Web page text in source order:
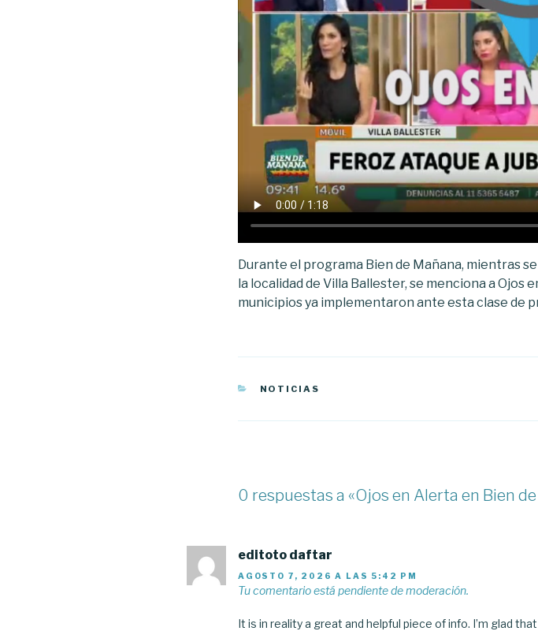
Durante el programa Bien de Mañana, mientras
la localidad de Villa Ballester, se menciona a Ojos
municipios ya implementaron ante esta clase de
CATEGORÍAS
NOTICIAS
0 respuestas a «Ojos en Alerta en Bien
editoto daftar
AGOSTO 7, 2026 A LAS 5:42 PM
Tu comentario está pendiente de moderación.
It is in reality a great and helpful piece of info. I’m glad